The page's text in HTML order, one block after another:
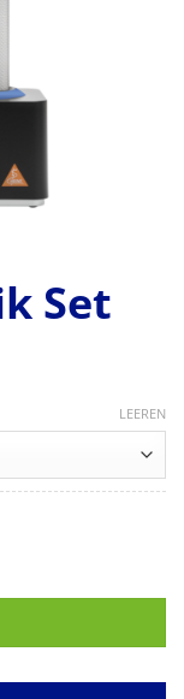
Set
LEEREN